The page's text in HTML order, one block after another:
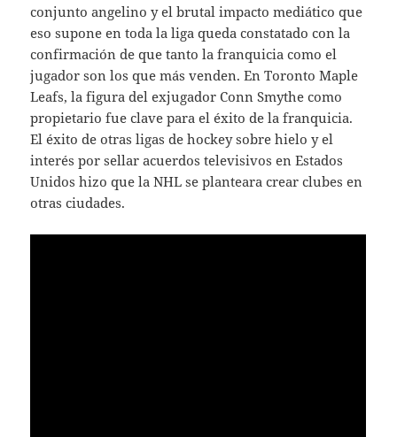
conjunto angelino y el brutal impacto mediático que
eso supone en toda la liga queda constatado con la
confirmación de que tanto la franquicia como el
jugador son los que más venden. En Toronto Maple
Leafs, la figura del exjugador Conn Smythe como
propietario fue clave para el éxito de la franquicia.
El éxito de otras ligas de hockey sobre hielo y el
interés por sellar acuerdos televisivos en Estados
Unidos hizo que la NHL se planteara crear clubes en
otras ciudades.